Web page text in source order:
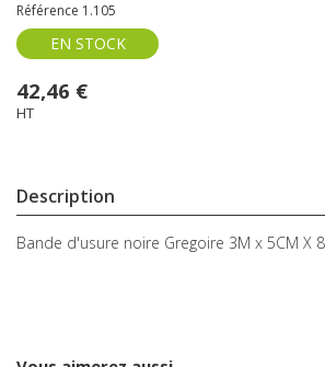
Référence 1.105
EN STOCK
42,46 €
HT
Description
Bande d'usure noire Gregoire 3M x 5CM X